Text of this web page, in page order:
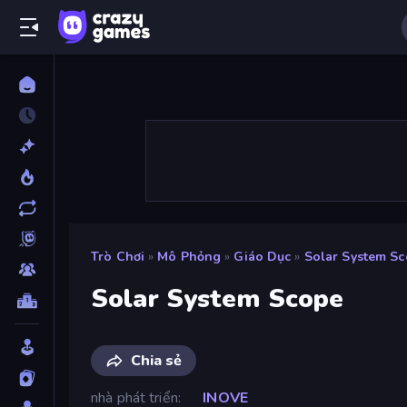
Trò Chơi » Mô Phỏng » Giáo Dục » Solar System
Solar System Scope
Chia sẻ
nhà phát triển
INOVE